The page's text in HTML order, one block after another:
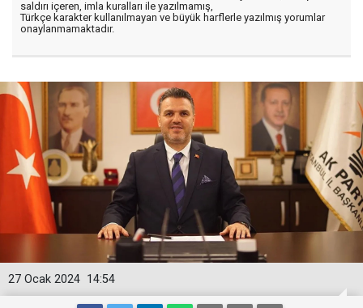
saldırı içeren, imla kuralları ile yazılmamış,
Türkçe karakter kullanılmayan ve büyük harflerle yazılmış yorumlar
onaylanmamaktadır.
14:54
27 Ocak 2024